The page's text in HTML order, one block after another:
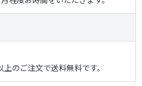
のご注文で送料無料です。